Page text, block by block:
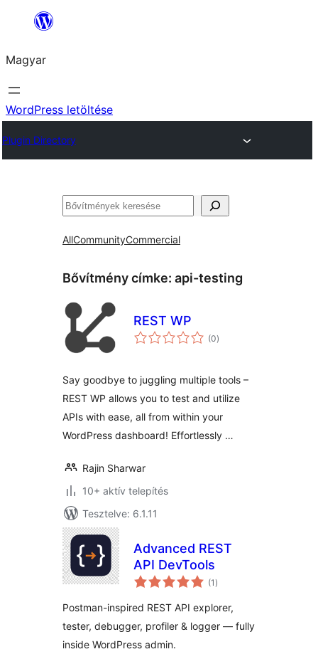
Ugrás
tartalomhoz
Magyar
WordPress letöltése
Plugin Directory
Keresés
AllCommunityCommercial
Bővítmény címke: api-testing
REST WP
(0értékelés
összesen
)
Say goodbye to juggling multiple tools –
REST WP allows you to test and utilize
APIs with ease, all from within your
WordPress dashboard! Effortlessly …
Rajin Sharwar
10+ aktív telepítés
Tesztelve: 6.1.11
Advanced REST
API DevTools
(1 értékelés
összesen
)
Postman-inspired REST API explorer,
tester, debugger, profiler & logger — fully
inside WordPress admin.